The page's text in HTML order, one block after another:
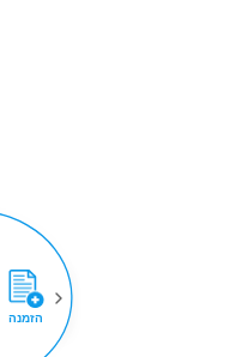
הזמנה